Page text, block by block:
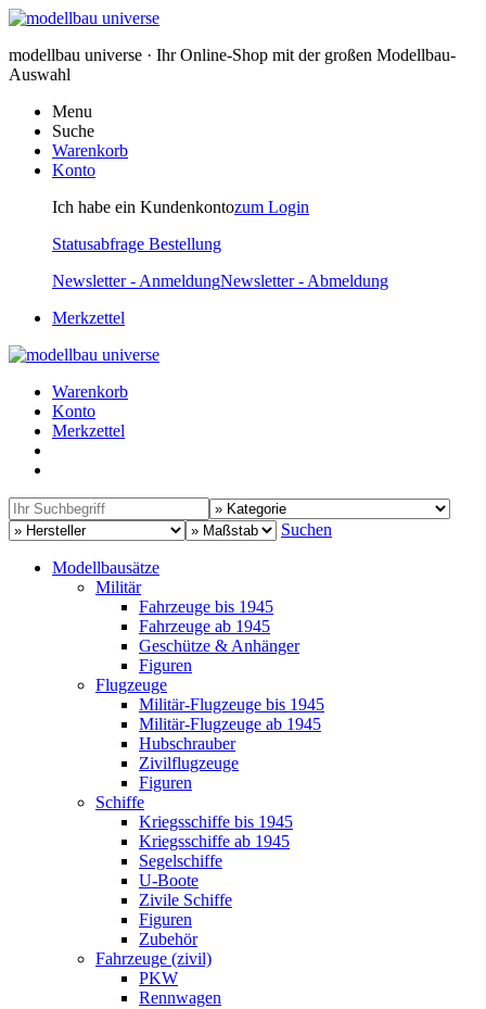
modellbau universe · Ihr Online-Shop mit der großen Modellbau-
Auswahl
Menu
Suche
Warenkorb
Konto
Ich habe ein Kundenkontozum Login
Statusabfrage Bestellung
Newsletter - AnmeldungNewsletter - Abmeldung
Merkzettel
Warenkorb
Konto
Merkzettel
Suchen
Modellbausätze
Militär
Fahrzeuge bis 1945
Fahrzeuge ab 1945
Geschütze & Anhänger
Figuren
Flugzeuge
Militär-Flugzeuge bis 1945
Militär-Flugzeuge ab 1945
Hubschrauber
Zivilflugzeuge
Figuren
Schiffe
Kriegsschiffe bis 1945
Kriegsschiffe ab 1945
Segelschiffe
U-Boote
Zivile Schiffe
Figuren
Zubehör
Fahrzeuge (zivil)
PKW
Rennwagen